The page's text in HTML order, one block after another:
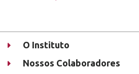
O Instituto
Nossos Colaboradores